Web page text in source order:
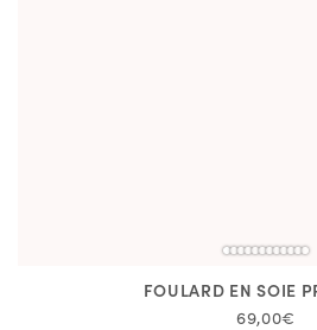
FOULARD EN SOIE
69,00€